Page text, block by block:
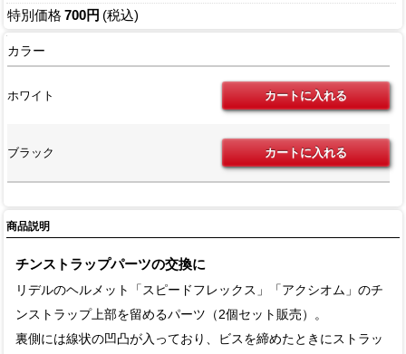
特別価格 700円 (税込)
カラー
ホワイト
ブラック
商品説明
チンストラップパーツの交換に
リデルのヘルメット「スピードフレックス」「アクシオム」のチ
ンストラップ上部を留めるパーツ（2個セット販売）。
裏側には線状の凹凸が入っており、ビスを締めたときにストラッ